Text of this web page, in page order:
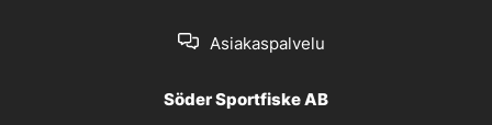
Asiakaspalvelu
Söder Sportfiske AB